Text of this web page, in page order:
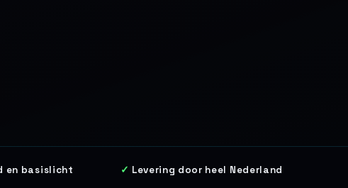
en basislicht Levering door heel Nederland